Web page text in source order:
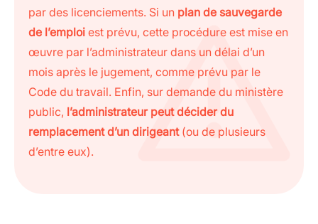
par des licenciements. Si un plan de sauvegarde
de l’emploi est prévu, cette procédure est mise en
œuvre par l’administrateur dans un délai d’un
mois après le jugement, comme prévu par le
Code du travail. Enfin, sur demande du ministère
public, l’administrateur peut décider du
remplacement d’un dirigeant(ou de plusieurs
d’entre eux).